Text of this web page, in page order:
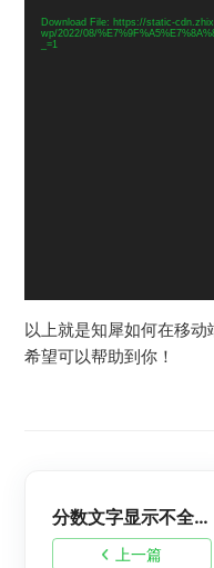
Download File: https://static-
wp/2022/08/
_=1
以上就是知犀如何在移动
希望可以帮助到你！
上一篇
分数文字显示不全该怎么处理？